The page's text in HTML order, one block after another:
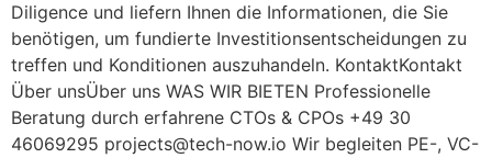
Diligence und liefern Ihnen die Informationen, die Sie
benötigen, um fundierte Investitionsentscheidungen zu
treffen und Konditionen auszuhandeln. KontaktKontakt
Über unsÜber uns WAS WIR BIETEN Professionelle
Beratung durch erfahrene CTOs & CPOs +49 30
46069295 projects@tech-now.io Wir begleiten PE-, VC-